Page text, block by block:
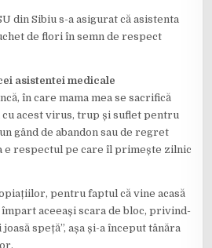
din Sibiu s-a asigurat că asistenta
de flori în semn de respect
asistentei medicale
în care mama mea se sacrifică
acest virus, trup și suflet pentru
gând de abandon sau de regret
e respectul pe care îl primește zilnic
pentru faptul că vine acasă
aceeași scara de bloc, privind-
joasă speță”, așa și-a început tânăra